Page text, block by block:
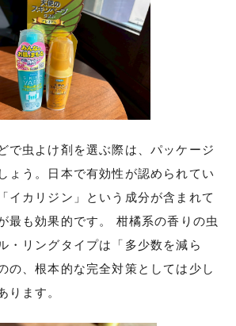
で虫よけ剤を選ぶ際は、パッケージ
ょう。日本で有効性が認められてい
「イカリジン」という成分が含まれて
最も効果的です。 柑橘系の香りの虫
・リングタイプは「多少数を減ら
の、根本的な完全対策としては少し
ります。